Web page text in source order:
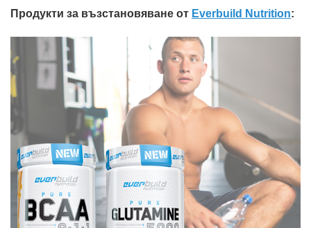
Продукти за възстановяване от Everbuild Nutrition: